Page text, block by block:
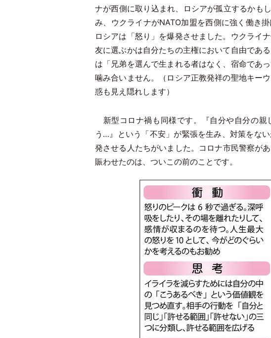
ナが西側に取り込まれ、ロシアが孤立するかも
み、ウクライナがNATO加盟を西側に強く働き
ロシアは「怒り」を爆発させました。ウクライ
友に選ぶかは自分たちの主権において自由であ
は「兄弟を選んで生まれる者はなく、宿命であ
噛み合いません。（ロシア正教発祥の聖地キー
惑も見え隠れします）
新型コロナ禍も同様です。『自分や自分の親
う…』という「不安」が緊張を生み、対策をな
発させる人たちがいました。コロナ市民警察が
賑わせたのは、ついこの前のことです。